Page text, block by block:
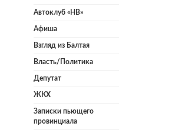
Автоклуб «НВ»
Афиша
Взгляд из Балтая
Власть/Политика
Депутат
ЖКХ
Записки пьющего
провинциала